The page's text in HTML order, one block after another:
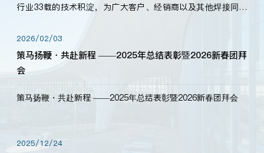
行业33载的技术积淀，为广大客户、经销商以及其他焊接同仁
2026/02/03
策马扬鞭・共赴新程 ——2025年总结表彰暨2026新春团拜
会
策马扬鞭・共赴新程 ——2025年总结表彰暨2026新春团拜会
2025/12/24